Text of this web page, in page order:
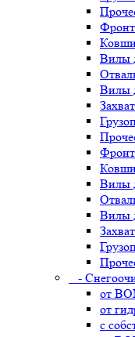
Вилы
Вилы
Вилы
Вилы
-
от
от
с